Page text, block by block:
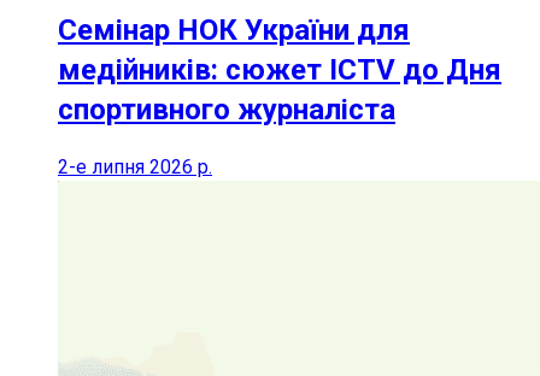
Семінар НОК України для
медійників: сюжет ICTV до Дня
спортивного журналіста
2-е липня 2026 р.